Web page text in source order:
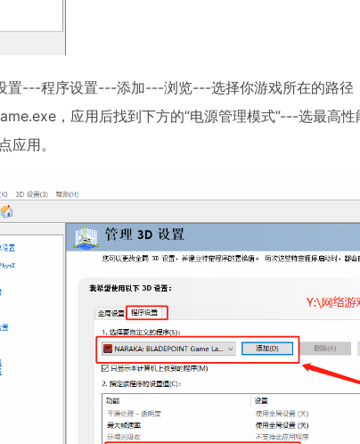
置---程序设置---添加---浏览---选择你游戏所在的路径
，应用后找到下方的“电源管理模式”---选最高
应用。